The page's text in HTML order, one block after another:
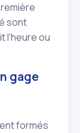
sont
l'heure ou
gage
formés